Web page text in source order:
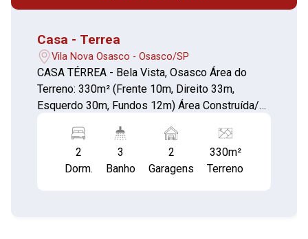
Casa - Terrea
Vila Nova Osasco - Osasco/SP
CASA TÉRREA - Bela Vista, Osasco Área do
Terreno: 330m² (Frente 10m, Direito 33m,
Esquerdo 30m, Fundos 12m) Área Construída/
armários planejados Área de serviço Cozinha
com armários planejados Sala com conceito
aberto Escritório com estante em madeira
2
Dorm.
3
Banho
2
Garagens
330m²
Terreno